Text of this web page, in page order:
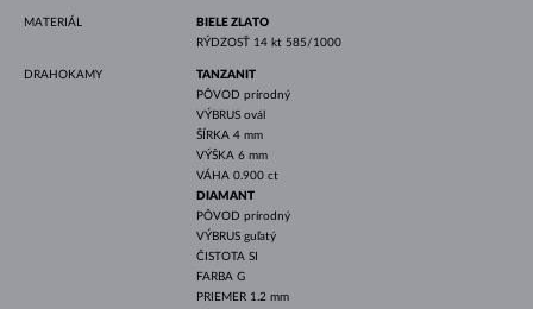
MATERIÁL
BIELE ZLATO
RÝDZOSŤ 14 kt 585/1000
DRAHOKAMY
TANZANIT
PÔVOD prírodný
VÝBRUS ovál
ŠÍRKA 4 mm
VÝŠKA 6 mm
VÁHA 0.900 ct
DIAMANT
PÔVOD prírodný
VÝBRUS guľatý
ČISTOTA SI
FARBA G
PRIEMER 1.2 mm